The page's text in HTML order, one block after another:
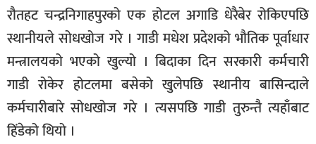
रौतहट चन्द्रनिगाहपुरको एक होटल अगाडि धेरैबेर रोकिएपछि
स्थानीयले सोधखोज गरे । गाडी मधेश प्रदेशको भौतिक पूर्वाधार
मन्त्रालयको भएको खुल्यो । बिदाका दिन सरकारी कर्मचारी
गाडी रोकेर होटलमा बसेको खुलेपछि स्थानीय बासिन्दाले
कर्मचारीबारे सोधखोज गरे । त्यसपछि गाडी तुरुन्तै त्यहाँबाट
हिंडेको थियो ।